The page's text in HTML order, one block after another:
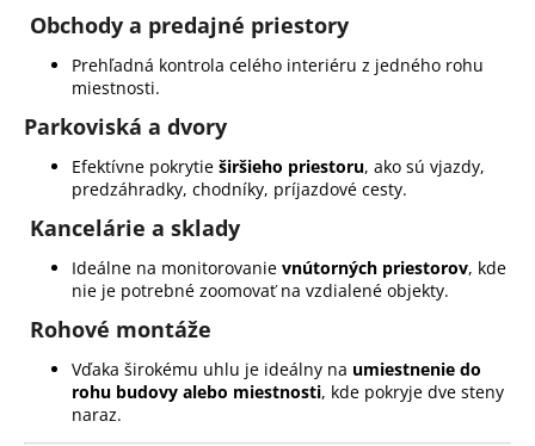
Obchody a predajné priestory
Prehľadná kontrola celého interiéru z jedného rohu
miestnosti.
Parkoviská a dvory
Efektívne pokrytie širšieho priestoru, ako sú vjazdy,
predzáhradky, chodníky, príjazdové cesty.
Kancelárie a sklady
Ideálne na monitorovanie vnútorných priestorov, kde
nie je potrebné zoomovať na vzdialené objekty.
Rohové montáže
Vďaka širokému uhlu je ideálny na umiestnenie do
rohu budovy alebo miestnosti, kde pokryje dve steny
naraz.